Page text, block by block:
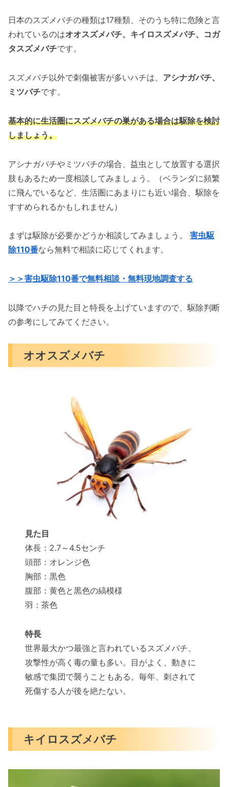
日本のスズメバチの種類は17種類、そのうち特に危険と言
われているのはオオスズメバチ、キイロスズメバチ、コガ
タスズメバチです。
スズメバチ以外で刺傷被害が多いハチは、 アシナガバチ、
ミツバチです。
基本的に生活圏にスズメバチの巣がある場合は駆除を検討
しましょう。
アシナガバチやミツバチの場合、益虫として放置する選択
肢もあるため一度相談してみましょう。（ベランダに頻繁
に飛んでいるなど、生活圏にあまりにも近い場合、駆除を
すすめられるかもしれません）
まずは駆除が必要かどうか相談してみましょう。 害虫駆
除110番なら無料で相談に応じてくれます。
＞＞害虫駆除110番で無料相談・無料現地調査する
以降でハチの見た目と特長を上げていますので、駆除判断
の参考にしてみてください。
オオスズメバチ
見た目
体長：2.7～4.5センチ
頭部：オレンジ色
胸部：黒色
腹部：黄色と黒色の縞模様
羽：茶色
特長
世界最大かつ最強と言われているスズメバチ、
攻撃性が高く毒の量も多い。目がよく、動きに
敏感で集団で襲うこともある。毎年、刺されて
死傷する人が後を絶たない。
キイロスズメバチ